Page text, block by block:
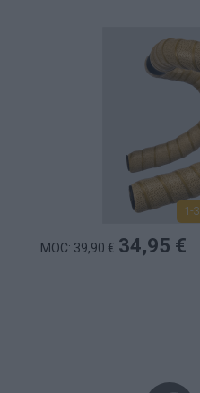
1-
MOC: 39,90 € 34,95 €